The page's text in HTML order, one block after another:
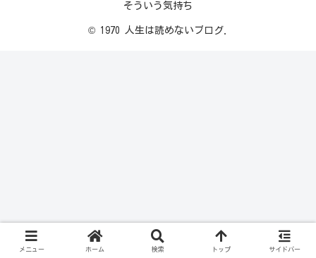
そういう気持ち
© 1970 人生は読めないブログ.
メニュー ホーム 検索 トップ サイドバー